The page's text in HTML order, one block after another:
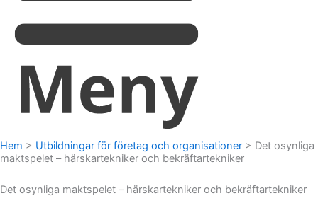
Hem > Utbildningar för företag och organisationer > Det osynliga
maktspelet – härskartekniker och bekräftartekniker
Det osynliga maktspelet – härskartekniker och bekräftartekniker